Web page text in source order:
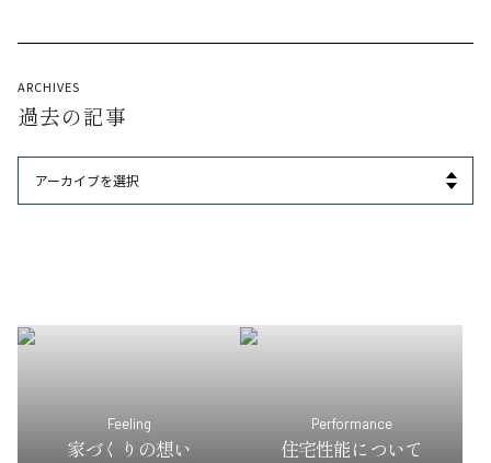
ARCHIVES
過去の記事
Feeling
家づくりの想い
Performance
住宅性能について